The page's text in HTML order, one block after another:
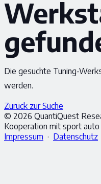
Die gesuchte Tuning-
werden.
Zurück zur Suche
© 2026 QuantiQuest
Kooperation mit sport
Impressum · Datenschutz